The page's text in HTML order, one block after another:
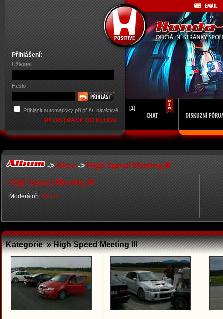
Přihlášení:
Uživatel
Heslo
Přihlásit automaticky při příští návštěvě
REGISTRACE DO KLUBU
[1]
->Akce -> High Speed Meeting III
High Speed Meeting III
Moderátoři:Album
Kategorie » High Speed Meeting III